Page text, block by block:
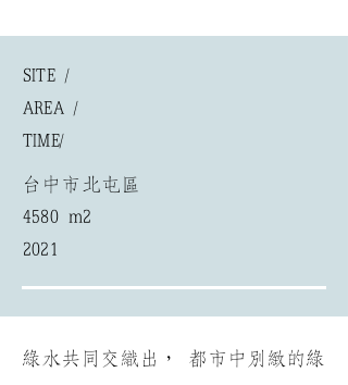
SITE /
AREA /
​TIME/
台中市北屯區
4580 m2
2021
綠水共同交織出， 都市中別緻的綠